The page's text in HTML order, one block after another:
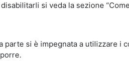
si veda la sezione
si è impegnata a utilizzare